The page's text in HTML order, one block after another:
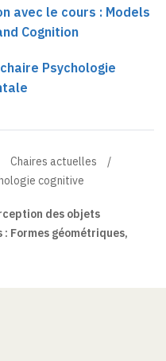
avec le cours : Models
Cognition
Psychologie
Chaires actuelles
cognitive
des objets
Formes géométriques,